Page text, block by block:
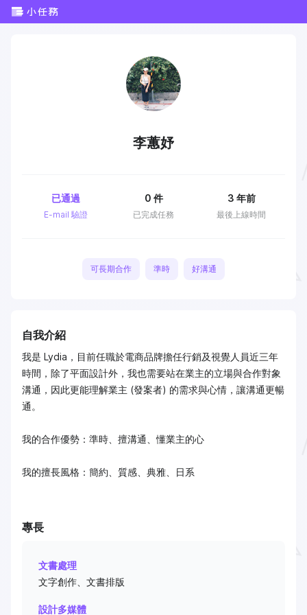
李蕙妤
E-mail 驗證
已通過
已完成任務
0 件
最後上線時間
3 年前
可長期合作 準時 好溝通
自我介紹
我是 Lydia，目前任職於電商品牌擔任行銷及視覺人員近三年
時間，除了平面設計外，我也需要站在業主的立場與合作對象
溝通，因此更能理解業主 (發案者) 的需求與心情，讓溝通更暢
通。
我的合作優勢：準時、擅溝通、懂業主的心
我的擅長風格：簡約、質感、典雅、日系
專長
文書處理
文字創作、文書排版
設計多媒體